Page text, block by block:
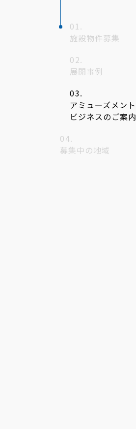
沿革
アクセス
会社案内（PDF）
ニュースリリース
施設物件募集
展開事例
アミューズメント
ビジネスのご案内
募集中の地域